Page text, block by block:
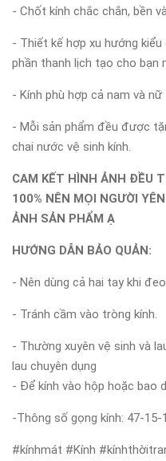
- Chốt kính chắc chắn, bền
- Thiết kế hợp xu hướng
phần thanh lịch tạo cho bạn
- Kính phù hợp cả nam và nữ
- Mỗi sản phẩm đều được
chai nước vệ sinh kính.
CAM KẾT HÌNH ẢNH ĐỀU
100% NÊN MỌI NGƯỜI
ẢNH SẢN PHẨM Ạ
HƯỚNG DẪN BẢO QUẢN:
- Nên dùng cả hai tay khi đeo
- Tránh cầm vào tròng kính.
- Thường xuyên vệ sinh và
lau chuyên dụng
- Để kính vào hộp hoặc bao
-Thông số gọng kính: 47-15-
#kínhmát #Kính